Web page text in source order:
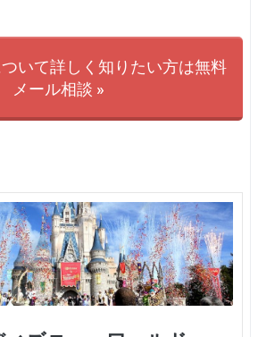
いて詳しく知りたい方は無料
メール相談 »